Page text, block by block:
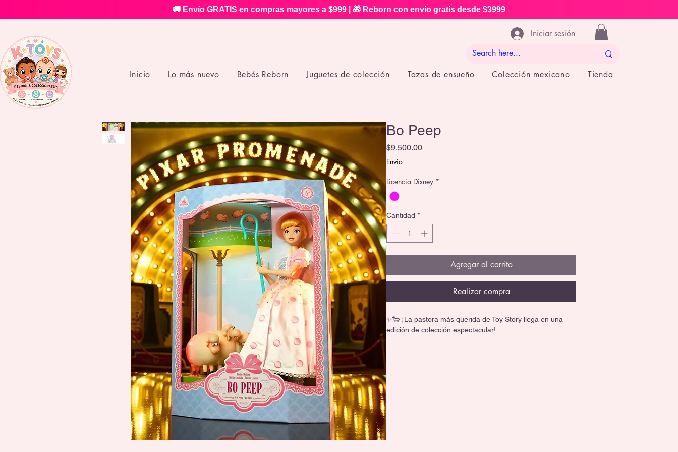
🚚 Envío GRATIS en compras mayores a $999 | 🎁 Reborn con envío gratis desde $3999
Iniciar sesión
Inicio Lo más nuevo Bebés Reborn Juguetes de colección Tazas de ensueño Colección mexicano Tienda
Bo Peep
$9,500.00Precio
Envio
Licencia Disney *
Cantidad *
Agregar al carrito
Realizar compra
✨🐑 ¡La pastora más querida de Toy Story llega en una
edición de colección espectacular!